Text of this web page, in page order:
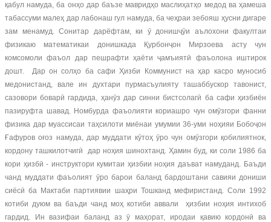
қабул намуда, ба онҳо дар баъзе мавридҳо маслиҳатҳо медод ва ҳамеша
табассуми малеҳ дар лабонаш гул намуда, ба чеҳраи зебояш ҳусни дигаре
зам менамуд. Сонитар дарёфтам, ки ӯ донишҷӯи аълохони факултаи
физикаю математикаи донишкада Қурбонҷон Мирзоева асту чун
комсомоли фаъол дар пешрафти ҳаёти ҷамъиятӣ фаъолона иштирок
дошт. Дар он солҳо ба сафи Ҳизби Коммунист на ҳар касро муносиб
медонистанд, вале ин духтари пурмасъулияту ташаббускор тавонист,
сазовори боварӣ гардида, ҳанӯз дар синни бистсолагӣ ба сафи ҳизбиён
пазируфта шавад. Номбурда фаъолияти кориашро чун омӯзгори фанни
физика дар муассисаи таҳсилоти миёнаи умумии 36-уми ноҳияи Бобоҷон
Ғафуров оғоз намуда, дар муддати кӯтоҳ ӯро чун омӯзгори қобилиятнок,
кордону ташкилотчигӣ дар ноҳия шинохтанд. Ҳамин буд, ки соли 1986 ба
кори ҳизбӣ - инструктори кумитаи ҳизбии ноҳия даъват намуданд. Баъди
чанд муддати фаъолият ӯро барои баланд бардоштани савияи дониши
сиёсӣ ба Мактаби партиявии шаҳри Тошканд мефиристанд. Соли 1992
котиби дуюм ва баъди чанд моҳ котиби аввали ҳизбии ноҳия интихоб
гардид. Ин вазифаи баланд аз ӯ маҳорат, иродаи қавию кордонӣ ва